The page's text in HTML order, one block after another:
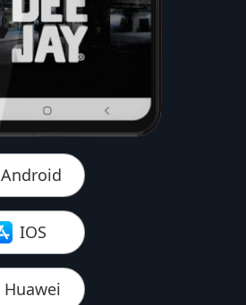
Android
IOS
Huawei